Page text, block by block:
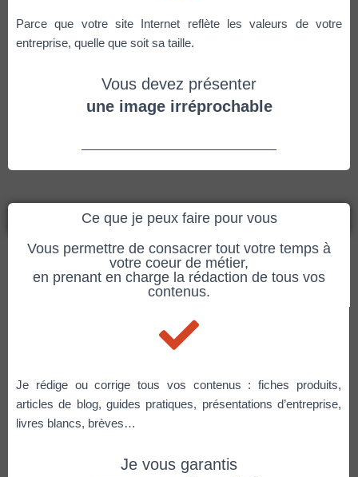
Parce que votre site Internet reflète les valeurs de votre
entreprise, quelle que soit sa taille.
Vous devez présenter
une image irréprochable
Ce que je peux faire pour vous
Vous permettre de consacrer tout votre temps à
votre coeur de métier,
en prenant en charge la rédaction de tous vos
contenus.
Je rédige ou corrige tous vos contenus : fiches produits,
articles de blog, guides pratiques, présentations d’entreprise,
livres blancs, brèves…
Je vous garantis